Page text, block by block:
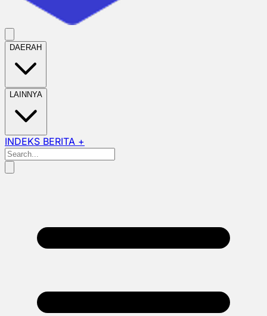
DAERAH
LAINNYA
INDEKS BERITA +